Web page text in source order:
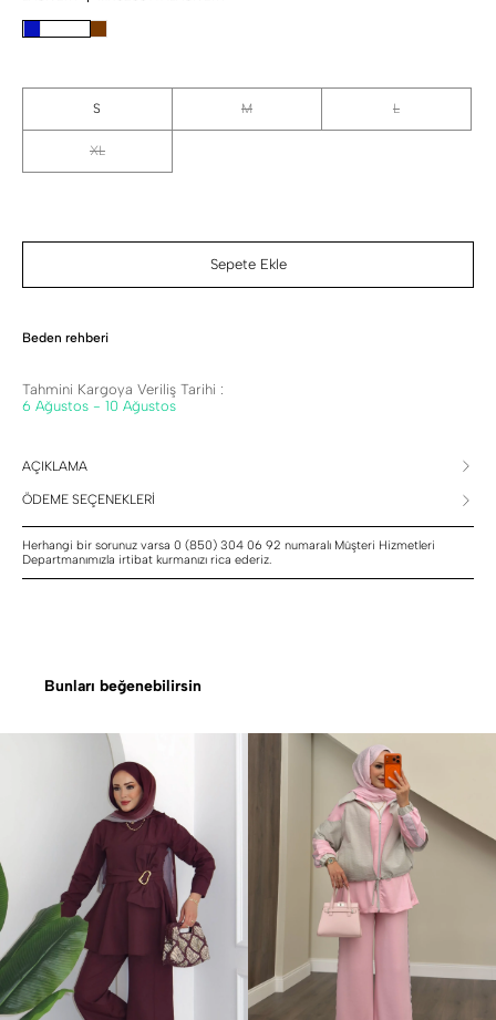
S M L
XL
Sepete Ekle
Beden rehberi
Tahmini Kargoya Veriliş Tarihi :
6 Ağustos - 10 Ağustos
AÇIKLAMA
ÖDEME SEÇENEKLERİ
Herhangi bir sorunuz varsa 0 (850) 304 06 92 numaralı Müşteri Hizmetleri
Departmanımızla irtibat kurmanızı rica ederiz.
Bunları beğenebilirsin